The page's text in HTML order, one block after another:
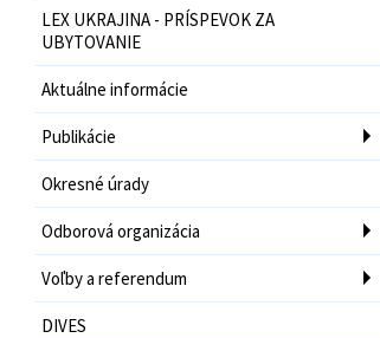
LEX UKRAJINA - PRÍSPEVOK ZA
UBYTOVANIE
Aktuálne informácie
Publikácie
Okresné úrady
Odborová organizácia
Voľby a referendum
DIVES